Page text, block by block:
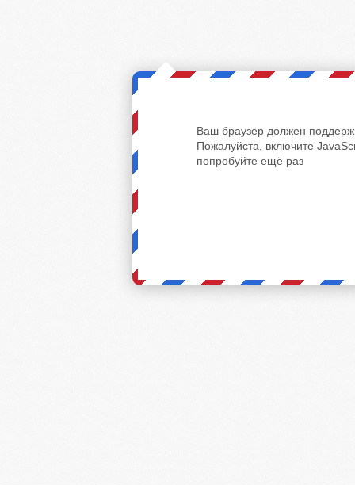
Ваш браузер должен
Пожалуйста, включите
попробуйте ещё раз